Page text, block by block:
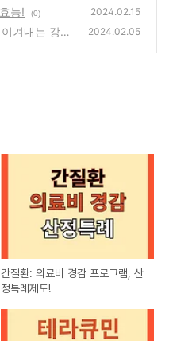
능! (0) 2024.02.15
겨내는 강력
2024.02.05
간질환: 의료비 경감 프로그램, 산
정특례제도!